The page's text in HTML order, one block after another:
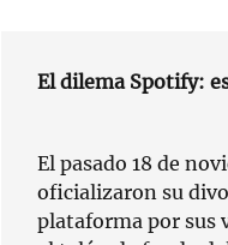
El dilema Spotify:
El pasado 18 de
oficializaron su
plataforma por sus